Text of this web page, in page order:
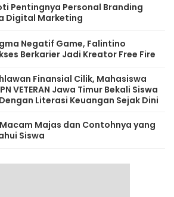
Pentingnya Personal Branding
Digital Marketing
Negatif Game, Falintino
Berkarier Jadi Kreator Free Fire
Finansial Cilik, Mahasiswa
VETERAN Jawa Timur Bekali Siswa
Literasi Keuangan Sejak Dini
Majas dan Contohnya yang
Siswa